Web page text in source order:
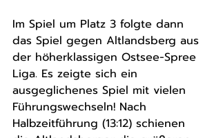
Im Spiel um Platz 3 folgte dann
das Spiel gegen Altlandsberg aus
der höherklassigen Ostsee-Spree
Liga. Es zeigte sich ein
ausgeglichenes Spiel mit vielen
Führungswechseln! Nach
Halbzeitführung (13:12) schienen